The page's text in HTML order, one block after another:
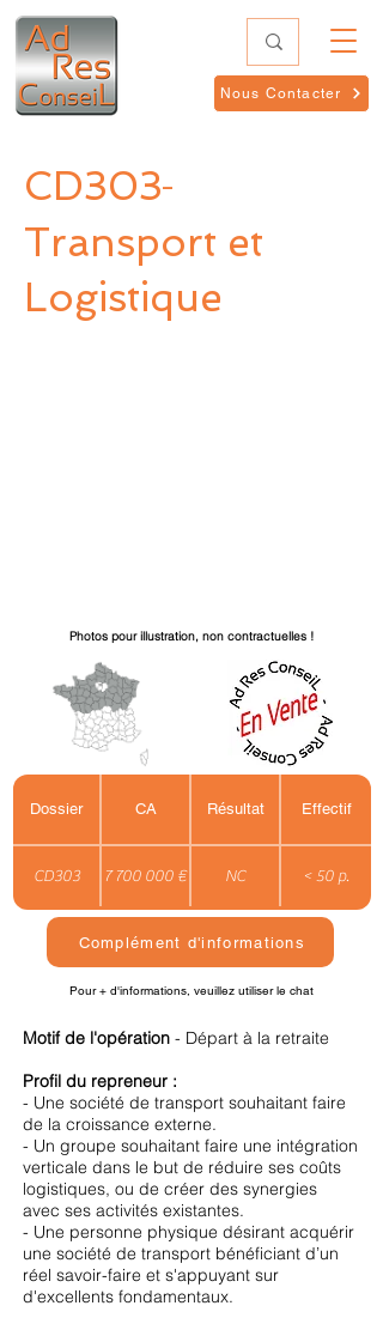
Nous Contacter
CD303-
Transport et
Logistique
Photos pour illustration, non contractuelles !
Dossier CA Résultat Effectif
CD303 7 700 000 € NC < 50 p.
Complément d'informations
Pour + d'informations, veuillez utiliser le chat
Motif de l'opération - Départ à la retraite
Profil du repreneur :
- Une société de transport souhaitant faire
de la croissance externe.
- Un groupe souhaitant faire une intégration
verticale dans le but de réduire ses coûts
logistiques, ou de créer des synergies
avec ses activités existantes.
- Une personne physique désirant acquérir
une société de transport bénéficiant d’un
réel savoir-faire et s'appuyant sur
d'excellents fondamentaux.